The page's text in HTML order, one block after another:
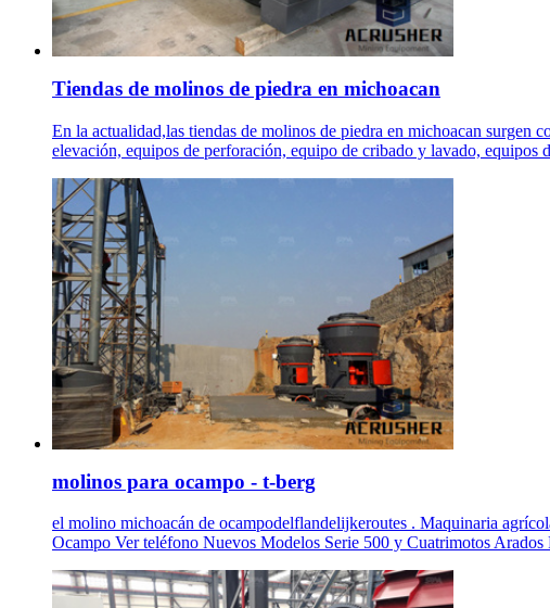
Tiendas de molinos de piedra en michoacan
En la actualidad,las tiendas de molinos de piedra en michoacan surgen
elevación, equipos de perforación, equipo de cribado y lavado,
molinos para ocampo - t-berg
el molino michoacán de ocampodelflandelijkeroutes . Maquinaria
Ocampo Ver teléfono Nuevos Modelos Serie 500 y Cuatrimotos